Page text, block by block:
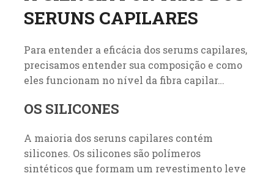
SERUNS CAPILARES
Para entender a eficácia dos serums capilares,
precisamos entender sua composição e como
eles funcionam no nível da fibra capilar…
OS SILICONES
A maioria dos seruns capilares contém
silicones. Os silicones são polímeros
sintéticos que formam um revestimento leve